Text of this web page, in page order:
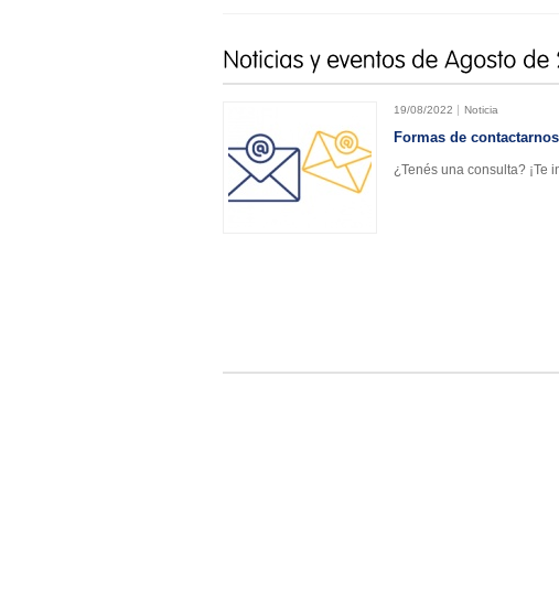
19/08/2022 Noticia
Formas de contactarnos
¿Tenés una consulta? ¡Te